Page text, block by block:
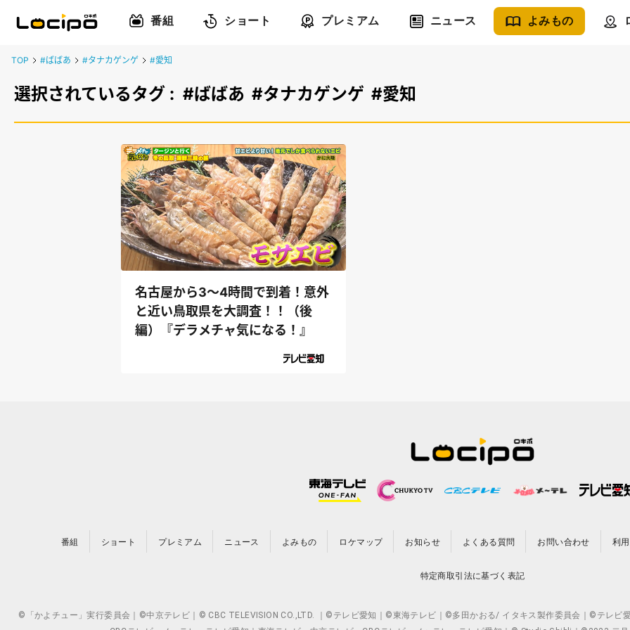
番組 ショート プレミアム ニュース よみもの
TOP #ばばあ #タナカゲンゲ #愛知
選択されているタグ : #ばばあ #タナカゲンゲ #愛知
名古屋から3～4時間で到着！意外
と近い鳥取県を大調査！！（後
編）『デラメチャ気になる！』
番組 ショート プレミアム ニュース よみもの ロケマップ お知らせ よくある質問 お問い合わせ 利
特定商取引法に基づく表記
©「かよチュー」実行委員会｜©中京テレビ｜© CBC TELEVISION CO.,LTD. ｜©テレビ愛知｜©東海テレビ｜©多田かおる/ イタキス製作委員会｜©テレビ